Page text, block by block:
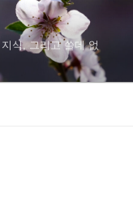
식, 그리고 쓸데 없